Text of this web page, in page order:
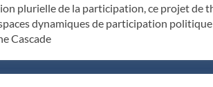
plurielle de la participation, ce projet de
dynamiques de participation
Cascade